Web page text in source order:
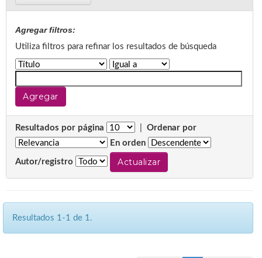
Agregar filtros:
Utiliza filtros para refinar los resultados de búsqueda
Resultados por página
Ordenar por
En orden
Autor/registro
Resultados 1-1 de 1.